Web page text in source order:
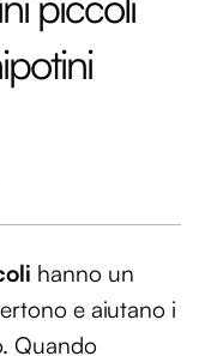
hanno un
e aiutano i
Quando